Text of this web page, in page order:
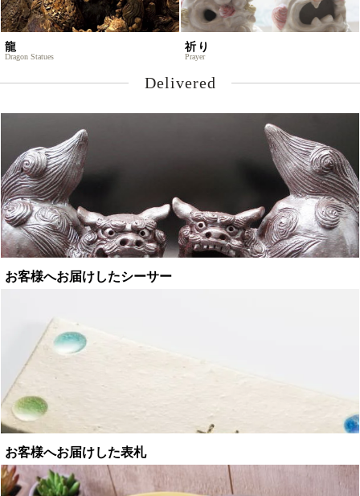
龍
Dragon Statues
祈り
Prayer
Delivered
お客様へお届けしたシーサー
お客様へお届けした表札